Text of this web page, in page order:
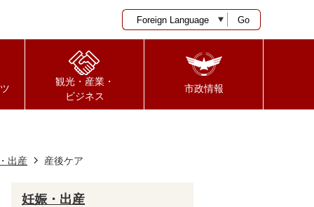
Go
観光・産業・
ビジネス
市政情報
出産 産後ケア
妊娠・出産